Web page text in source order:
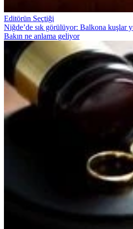
Editörün Seçtiği
Niğde’de sık görülüyor: Balkona kuşlar
Bakın ne anlama geliyor